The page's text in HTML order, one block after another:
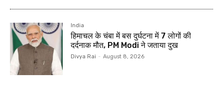
India
हिमाचल के चंबा में बस दुर्घटना में 7 लोगों की
दर्दनाक मौत, PM Modi ने जताया दुख
Divya Rai - August 8, 2026